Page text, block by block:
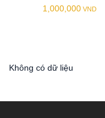
1,000,000 VND
Không có dữ liệu